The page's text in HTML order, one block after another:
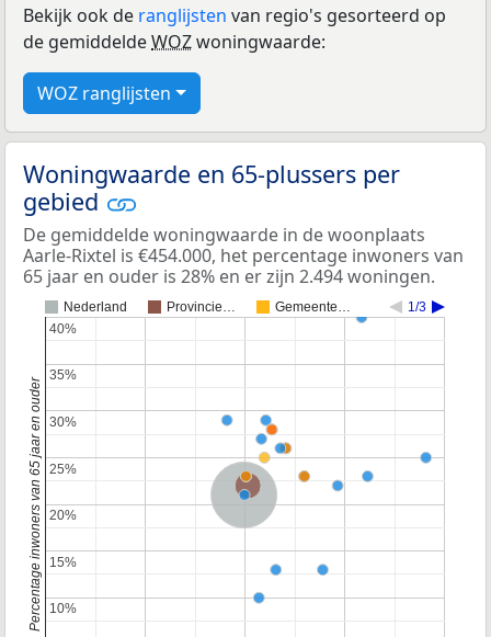
Bekijk ook de ranglijsten van regio's gesorteerd op
de gemiddeldeWOZwoningwaarde:
WOZ ranglijsten
Woningwaarde en 65-plussers per
gebied
De gemiddelde woningwaarde in de woonplaats
Aarle-Rixtel is €454.000, het percentage inwoners van
65 jaar en ouder is 28% en er zijn 2.494 woningen.
Nederland Provincie… Gemeente… 1/3
Nederland
Provincie Noord-Brabant
10%
10%
15%
15%
20%
20%
25%
25%
30%
30%
35%
35%
40%
40%
Percentage inwoners van 65 jaar en ouder